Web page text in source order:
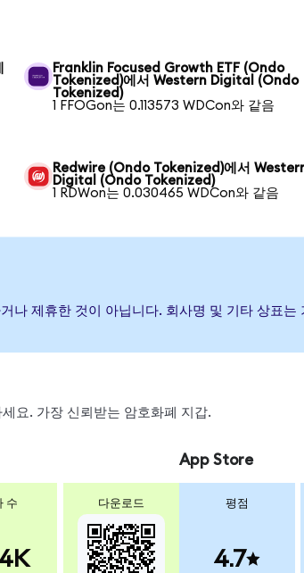
Franklin Focused Growth ETF (Ondo
Tokenized)에서 Western Digital (Ondo
Tokenized)
1 FFOGon는 0.113573 WDCon와 같음
Redwire (Ondo Tokenized)에서
Digital (Ondo Tokenized)
1 RDWon는 0.030465 WDCon와 같음
나 제휴한 것이 아닙니다. 회사명 및 기타 상표
요. 가장 신뢰받는 암호화폐 지갑.
수 다운로드
App Store
평점
4.7